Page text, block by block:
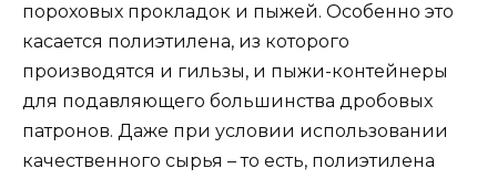
пороховых прокладок и пыжей. Особенно это
касается полиэтилена, из которого
производятся и гильзы, и пыжи-контейнеры
для подавляющего большинства дробовых
патронов. Даже при условии использовании
качественного сырья – то есть, полиэтилена